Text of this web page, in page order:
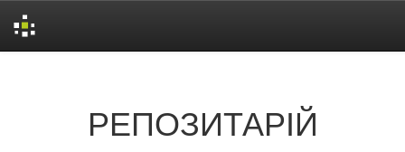
РЕПОЗИТАРІЙ